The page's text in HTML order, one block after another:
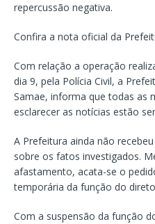
repercussão negativa.
Confira a nota oficial da
Com relação a operação
dia 9, pela Polícia Civil, a
Samae, informa que todas as
esclarecer as notícias estão
A Prefeitura ainda não
sobre os fatos investigados.
afastamento, acata-se o
temporária da função do
Com a suspensão da função